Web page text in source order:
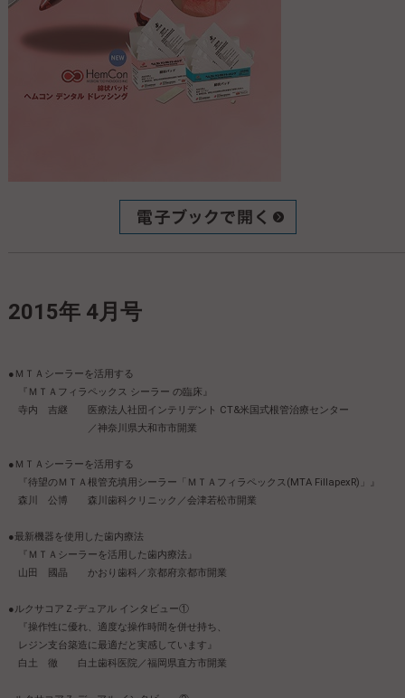
2015年 4月号
●ＭＴＡシーラーを活用する
『ＭＴＡフィラペックス シーラー の臨床』
寺内 吉継 医療法人社団インテリデント CT&米国式根管治療センター
／神奈川県大和市市開業
●ＭＴＡシーラーを活用する
『待望のＭＴＡ根管充填用シーラー「ＭＴＡフィラペックス(MTA FillapexR)」』
森川 公博 森川歯科クリニック／会津若松市開業
●最新機器を使用した歯内療法
『ＭＴＡシーラーを活用した歯内療法』
山田 國晶 かおり歯科／京都府京都市開業
●ルクサコアＺ-デュアル インタビュー①
『操作性に優れ、適度な操作時間を併せ持ち、
レジン支台築造に最適だと実感しています』
白土 徹 白土歯科医院／福岡県直方市開業